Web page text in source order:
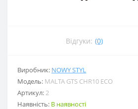
Відгуки: (0)
Виробник: NOWY STYL
Модель: MALTA GTS CHR10 ECO
Артикул:2
Наявність: В наявності